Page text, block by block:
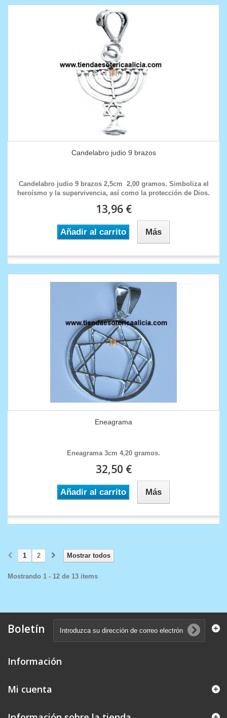
Candelabro judio 9 brazos
Candelabro judio 9 brazos 2,5cm 2,00 gramos. Simboliza el
heroísmo y la supervivencia, así como la protección de Dios.
13,96 €
Añadir al carrito Más
Eneagrama
Eneagrama 3cm 4,20 gramos.
32,50 €
Añadir al carrito Más
Mostrar todos
1 2
Mostrando 1 - 12 de 13 items
Boletín
Información
Mi cuenta